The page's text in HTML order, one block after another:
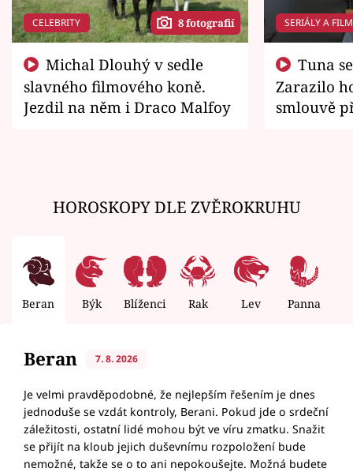
CELEBRITY 8 fotografií
slavného filmového koně.
Jezdil na něm i Draco Malfoy
SERIÁLY A
Zarazilo
smlouvě
HOROSKOPY DLE ZVĚROKRUHU
Beran Býk Blíženci Rak Lev Panna
Beran 7. 8. 2026
Je velmi pravděpodobné, že nejlepším řešením je dnes
jednoduše se vzdát kontroly, Berani. Pokud jde o srdeční
záležitosti, ostatní lidé mohou být ve víru zmatku. Snažit
se přijít na kloub jejich duševnímu rozpoložení bude
nemožné, takže se o to ani nepokoušejte. Možná budete